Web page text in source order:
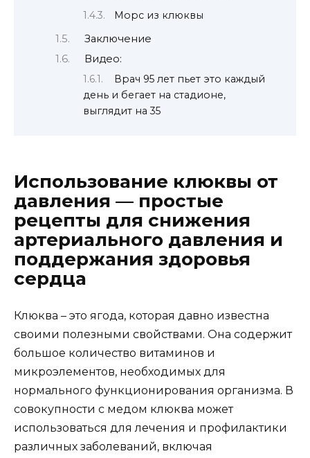
Морс из клюквы
Заключение
Видео:
Врач 95 лет пьет это каждый
день и бегает на стадионе,
выглядит на 35
Использование клюквы от
давления — простые
рецепты для снижения
артериального давления и
поддержания здоровья
сердца
Клюква – это ягода, которая давно известна
своими полезными свойствами. Она содержит
большое количество витаминов и
микроэлементов, необходимых для
нормального функционирования организма. В
совокупности с медом клюква может
использоваться для лечения и профилактики
различных заболеваний, включая